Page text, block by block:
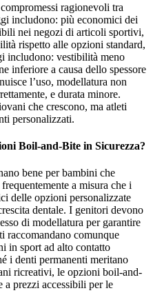
ragionevoli tra
includono: più economici dei
nei negozi di articoli sportivi,
rispetto alle opzioni standard,
includono: vestibilità meno
inferiore a causa dello spessore
l’uso, modellatura non
e durata minore.
che crescono, ma atleti
personalizzati.
Boil-and-Bite in Sicurezza?
bene per bambini che
a misura che i
delle opzioni personalizzate
dentale. I genitori devono
di modellatura per garantire
raccomandano comunque
in sport ad alto contatto
i denti permanenti meritano
ricreativi, le opzioni boil-and-
prezzi accessibili per le